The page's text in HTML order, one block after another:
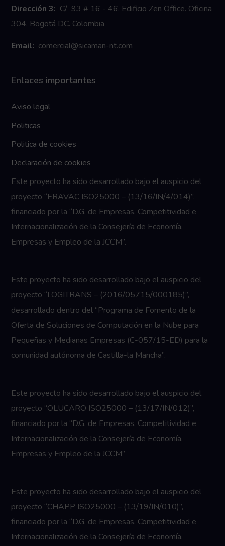
Dirección 3: C/ 93 # 16 - 46, Edificio Zen Office. Oficina
304. Bogotá DC. Colombia
Email: comercial@sicaman-nt.com
Enlaces importantes
Aviso legal
Politicas
Politica de cookies
Declaración de cookies
Este proyecto ha sido desarrollado bajo el auspicio del
proyecto “ERAVAC ISO25000 – (13/16/IN/4/014)”,
financiado por la “D.G. de Empresas, Competitividad e
Internacionalización de la Consejería de Economía,
Empresas y Empleo de la JCCM”.
Este proyecto ha sido desarrollado bajo el auspicio del
proyecto “LOGITRANS – (2016/05715/000185)”,
desarrollado dentro del “Programa de Fomento de la
Oferta de Soluciones de Computación en la Nube para
Pequeñas y Medianas Empresas (C-057/15-ED) para la
comunidad autónoma de Castilla-la Mancha”.
Este proyecto ha sido desarrollado bajo el auspicio del
proyecto “OLUCARO ISO25000 – (13/17/IN/012)”,
financiado por la “D.G. de Empresas, Competitividad e
Internacionalización de la Consejería de Economía,
Empresas y Empleo de la JCCM”
Este proyecto ha sido desarrollado bajo el auspicio del
proyecto “CHAPP ISO25000 – (13/19/IN/010)”,
financiado por la “D.G. de Empresas, Competitividad e
Internacionalización de la Consejería de Economía,